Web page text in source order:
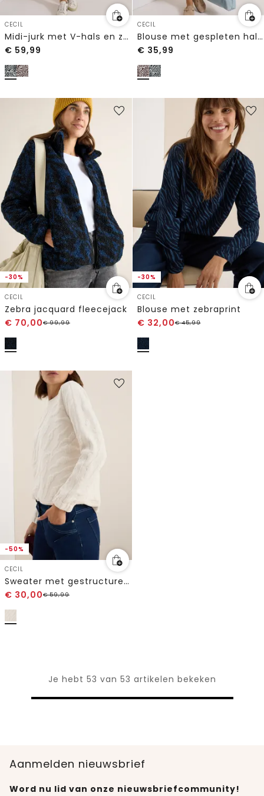
CECIL
Midi-jurk met V-hals en zebraprint
€ 59,99
CECIL
Blouse met gespleten hals en zebraprint
€ 35,99
-30%
CECIL
Zebra jacquard fleecejack
€ 70,00€99,99
-30%
CECIL
Blouse met zebraprint
€ 32,00€45,99
-50%
CECIL
Sweater met gestructureerd patroon
€ 30,00€59,99
Je hebt 53 van 53 artikelen bekeken
Aanmelden nieuwsbrief
Word nu lid van onze nieuwsbriefcommunity!